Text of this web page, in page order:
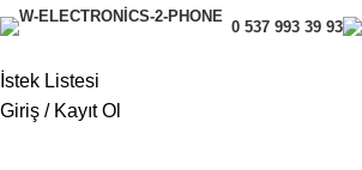
0 537 993 39 93
İstek Listesi
Giriş / Kayıt Ol